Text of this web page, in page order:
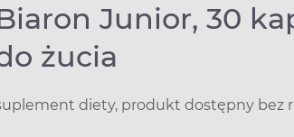
Junior, 30
żucia
diety, produkt dostępny bez